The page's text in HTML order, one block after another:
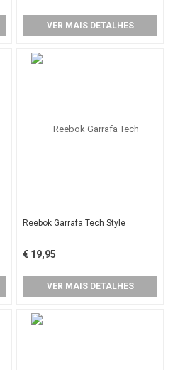
VER MAIS DETALHES
Reebok Garrafa Tech Style
€ 19,95
VER MAIS DETALHES